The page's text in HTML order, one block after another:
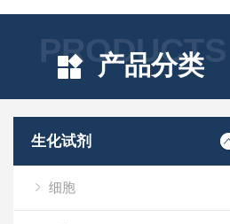
PRODUCTS
产品分类
生化试剂
细胞